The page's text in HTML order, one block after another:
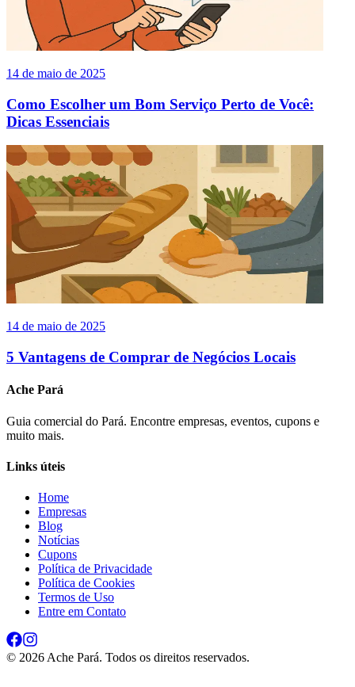
14 de maio de 2025
Como Escolher um Bom Serviço Perto de Você:
Dicas Essenciais
14 de maio de 2025
5 Vantagens de Comprar de Negócios Locais
Ache Pará
Guia comercial do Pará. Encontre empresas, eventos, cupons e
muito mais.
Links úteis
Home
Empresas
Blog
Notícias
Cupons
Política de Privacidade
Política de Cookies
Termos de Uso
Entre em Contato
© 2026 Ache Pará. Todos os direitos reservados.